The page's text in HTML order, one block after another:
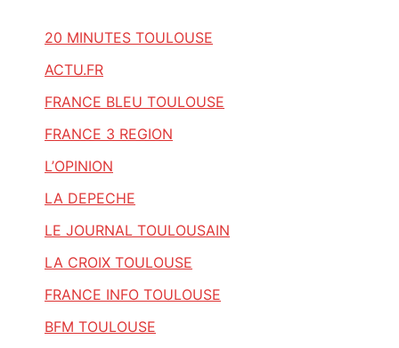
20 MINUTES TOULOUSE
ACTU.FR
FRANCE BLEU TOULOUSE
FRANCE 3 REGION
L’OPINION
LA DEPECHE
LE JOURNAL TOULOUSAIN
LA CROIX TOULOUSE
FRANCE INFO TOULOUSE
BFM TOULOUSE